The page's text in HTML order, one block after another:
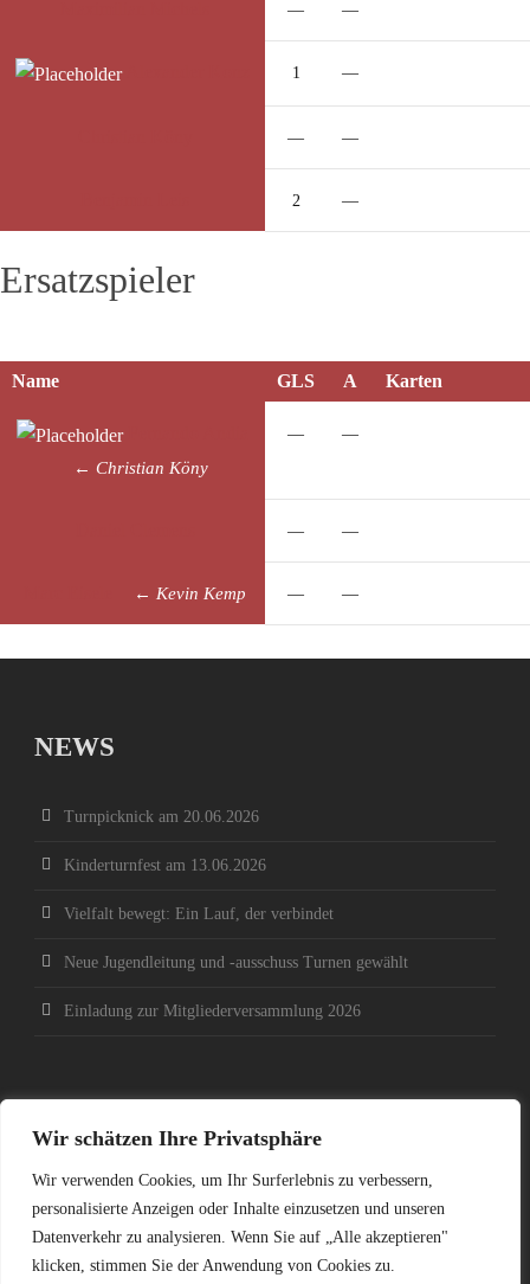
Wir schätzen Ihre Privatsphäre
Wir verwenden Cookies, um Ihr Surferlebnis zu verbessern,
personalisierte Anzeigen oder Inhalte einzusetzen und unseren
Datenverkehr zu analysieren. Wenn Sie auf „Alle akzeptieren"
klicken, stimmen Sie der Anwendung von Cookies zu.
— —
1 —
— —
2 —
Ersatzspieler
Name GLS A Karten
←Christian Köny
— —
— —
← Kevin Kemp — —
NEWS
Turnpicknick am 20.06.2026
Kinderturnfest am 13.06.2026
Vielfalt bewegt: Ein Lauf, der verbindet
Neue Jugendleitung und -ausschuss Turnen gewählt
Einladung zur Mitgliederversammlung 2026
SOCIAL MEDIA